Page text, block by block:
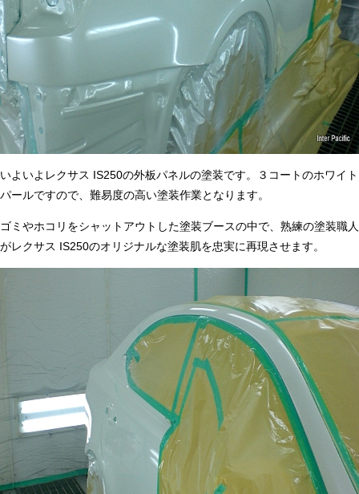
いよいよレクサス IS250の外板パネルの塗装です。３コートのホワイト
パールですので、難易度の高い塗装作業となります。
ゴミやホコリをシャットアウトした塗装ブースの中で、熟練の塗装職人
がレクサス IS250のオリジナルな塗装肌を忠実に再現させます。